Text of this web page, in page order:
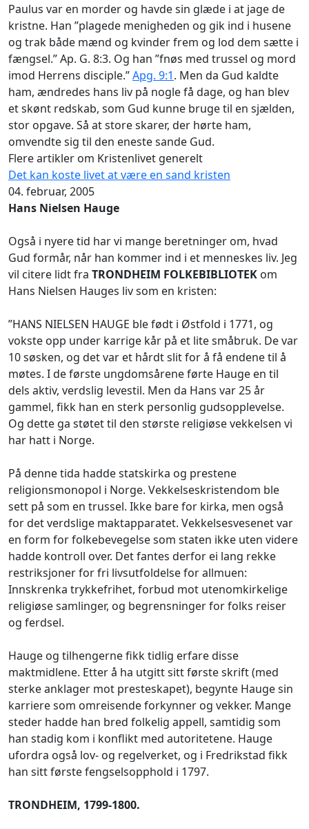
Paulus var en morder og havde sin glæde i at jage de
kristne. Han ”plagede menigheden og gik ind i husene
og trak både mænd og kvinder frem og lod dem sætte i
fængsel.” Ap. G. 8:3. Og han ”fnøs med trussel og mord
imod Herrens disciple.”Apg. 9:1. Men da Gud kaldte
ham, ændredes hans liv på nogle få dage, og han blev
et skønt redskab, som Gud kunne bruge til en sjælden,
stor opgave. Så at store skarer, der hørte ham,
omvendte sig til den eneste sande Gud.
Flere artikler om Kristenlivet generelt
Det kan koste livet at være en sand kristen
04. februar, 2005
Hans Nielsen Hauge
Også i nyere tid har vi mange beretninger om, hvad
Gud formår, når han kommer ind i et menneskes liv. Jeg
vil citere lidt fra TRONDHEIM FOLKEBIBLIOTEK om
Hans Nielsen Hauges liv som en kristen:
”HANS NIELSEN HAUGE ble født i Østfold i 1771, og
vokste opp under karrige kår på et lite småbruk. De var
10 søsken, og det var et hårdt slit for å få endene til å
møtes. I de første ungdomsårene førte Hauge en til
dels aktiv, verdslig levestil. Men da Hans var 25 år
gammel, fikk han en sterk personlig gudsopplevelse.
Og dette ga støtet til den største religiøse vekkelsen vi
har hatt i Norge.
På denne tida hadde statskirka og prestene
religionsmonopol i Norge. Vekkelseskristendom ble
sett på som en trussel. Ikke bare for kirka, men også
for det verdslige maktapparatet. Vekkelsesvesenet var
en form for folkebevegelse som staten ikke uten videre
hadde kontroll over. Det fantes derfor ei lang rekke
restriksjoner for fri livsutfoldelse for allmuen:
Innskrenka trykkefrihet, forbud mot utenomkirkelige
religiøse samlinger, og begrensninger for folks reiser
og ferdsel.
Hauge og tilhengerne fikk tidlig erfare disse
maktmidlene. Etter å ha utgitt sitt første skrift (med
sterke anklager mot presteskapet), begynte Hauge sin
karriere som omreisende forkynner og vekker. Mange
steder hadde han bred folkelig appell, samtidig som
han stadig kom i konflikt med autoritetene. Hauge
ufordra også lov- og regelverket, og i Fredrikstad fikk
han sitt første fengselsopphold i 1797.
TRONDHEIM, 1799-1800.